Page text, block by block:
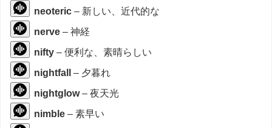
neoteric – 新しい、近代的な
nerve – 神経
nifty – 便利な、素晴らしい
nightfall
– 夕暮れ
nightglow– 夜天光
nimble – 素早い